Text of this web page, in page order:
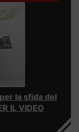
la sfida del
IL VIDEO